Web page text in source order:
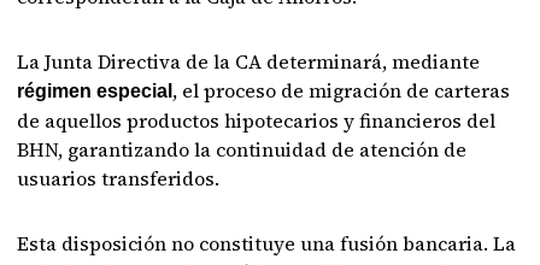
La Junta Directiva de la CA determinará, mediante
régimen especial , el proceso de migración de carteras
de aquellos productos hipotecarios y financieros del
BHN, garantizando la continuidad de atención de
usuarios transferidos.
Esta disposición no constituye una fusión bancaria. La